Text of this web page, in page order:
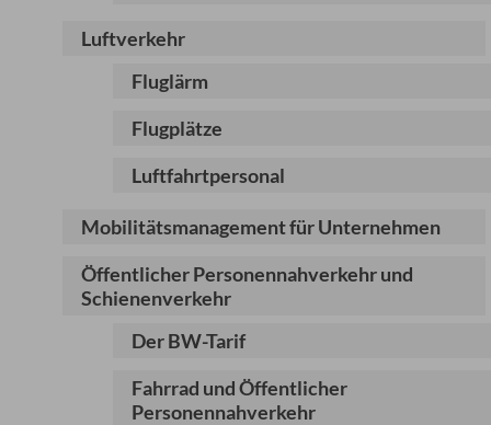
Luftverkehr
Fluglärm
Flugplätze
Luftfahrtpersonal
Mobilitätsmanagement für Unternehmen
Öffentlicher Personennahverkehr und
Schienenverkehr
Der BW-Tarif
Fahrrad und Öffentlicher
Personennahverkehr